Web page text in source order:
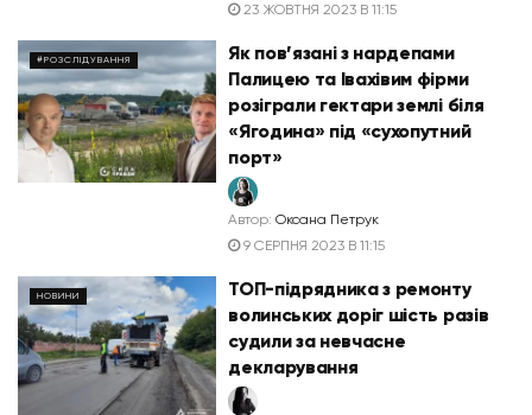
23 ЖОВТНЯ 2023 В 11:15
#РОЗСЛІДУВАННЯ
Як пов’язані з нардепами
Палицею та Івахівим фірми
розіграли гектари землі біля
«Ягодина» під «сухопутний
порт»
Автор: Оксана Петрук
9 СЕРПНЯ 2023 В 11:15
НОВИНИ
ТОП-підрядника з ремонту
волинських доріг шість разів
судили за невчасне
декларування